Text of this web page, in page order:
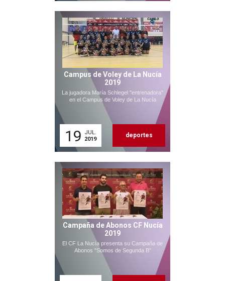
Campus de Voley de La Nucía
2019
La jugadora María Schlegel "entrenadora"
en el Campus de Voley de La Nucía
19
JUL.
2019
deportes
Campaña de Abonos CF Nucía
2019
El CF La Nucía presenta su Campaña de
Abonos "Somos de Segunda B"